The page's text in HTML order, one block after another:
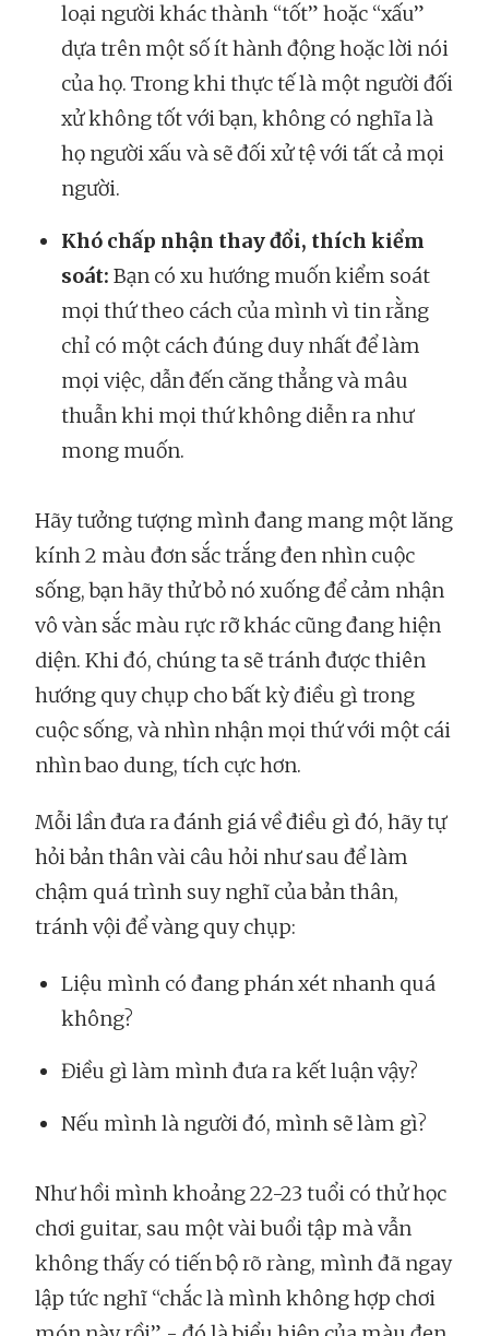
loại người khác thành “tốt” hoặc “xấu”
dựa trên một số ít hành động hoặc lời nói
của họ. Trong khi thực tế là một người đối
xử không tốt với bạn, không có nghĩa là
họ người xấu và sẽ đối xử tệ với tất cả mọi
người.
Khó chấp nhận thay đổi, thích kiểm
soát: Bạn có xu hướng muốn kiểm soát
mọi thứ theo cách của mình vì tin rằng
chỉ có một cách đúng duy nhất để làm
mọi việc, dẫn đến căng thẳng và mâu
thuẫn khi mọi thứ không diễn ra như
mong muốn.
Hãy tưởng tượng mình đang mang một lăng
kính 2 màu đơn sắc trắng đen nhìn cuộc
sống, bạn hãy thử bỏ nó xuống để cảm nhận
vô vàn sắc màu rực rỡ khác cũng đang hiện
diện. Khi đó, chúng ta sẽ tránh được thiên
hướng quy chụp cho bất kỳ điều gì trong
cuộc sống, và nhìn nhận mọi thứ với một cái
nhìn bao dung, tích cực hơn.
Mỗi lần đưa ra đánh giá về điều gì đó, hãy tự
hỏi bản thân vài câu hỏi như sau để làm
chậm quá trình suy nghĩ của bản thân,
tránh vội để vàng quy chụp:
Liệu mình có đang phán xét nhanh quá
không?
Điều gì làm mình đưa ra kết luận vậy?
Nếu mình là người đó, mình sẽ làm gì?
Như hồi mình khoảng 22-23 tuổi có thử học
chơi guitar, sau một vài buổi tập mà vẫn
không thấy có tiến bộ rõ ràng, mình đã ngay
lập tức nghĩ “chắc là mình không hợp chơi